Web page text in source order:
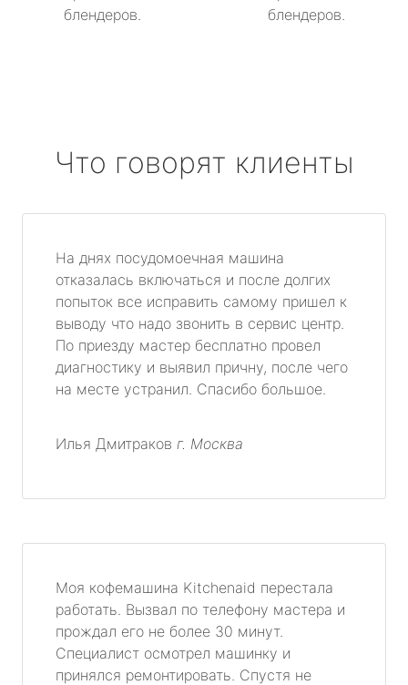
блендеров.
блендеров.
Что говорят клиенты
На днях посудомоечная машина
отказалась включаться и после долгих
попыток все исправить самому пришел к
выводу что надо звонить в сервис центр.
По приезду мастер бесплатно провел
диагностику и выявил причну, после чего
на месте устранил. Спасибо большое.
Илья Дмитраков г. Москва
Моя кофемашина Kitchenaid перестала
работать. Вызвал по телефону мастера и
прождал его не более 30 минут.
Специалист осмотрел машинку и
принялся ремонтировать. Спустя не